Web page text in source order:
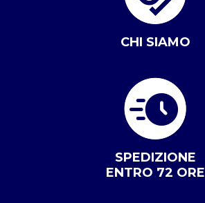
CHI SIAMO
SPEDIZIONE
ENTRO 72 ORE